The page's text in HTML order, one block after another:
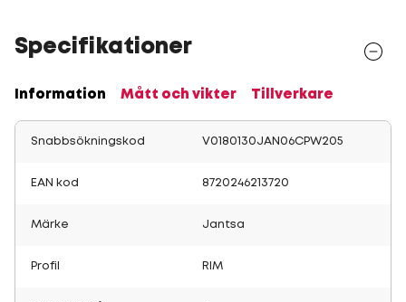
Specifikationer
Information Mått och vikter Tillverkare
Snabbsökningskod V0180130JAN06CPW205
EAN kod 8720246213720
Märke Jantsa
Profil RIM